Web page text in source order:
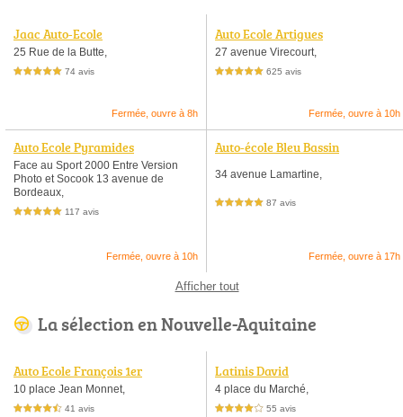
Jaac Auto-Ecole
25 Rue de la Butte,
5,0 étoiles sur 5 74 avis
Fermée, ouvre à 8h
Auto Ecole Artigues
27 avenue Virecourt,
5,0 étoiles sur 5 625 avis
Fermée, ouvre à 10h
Auto Ecole Pyramides
Face au Sport 2000 Entre Version
Photo et Socook 13 avenue de
Bordeaux,
5,0 étoiles sur 5 117 avis
Fermée, ouvre à 10h
Auto-école Bleu Bassin
34 avenue Lamartine,
5,0 étoiles sur 5 87 avis
Fermée, ouvre à 17h
Afficher tout
La sélection en Nouvelle-Aquitaine
Auto Ecole François 1er
10 place Jean Monnet,
4,5 étoiles sur 5 41 avis
Latinis David
4 place du Marché,
4,0 étoiles sur 5 55 avis